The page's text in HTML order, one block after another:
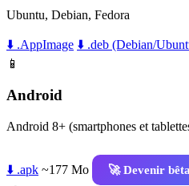
Ubuntu, Debian, Fedora
⬇️ .AppImage ⬇️ .deb (Debian/
📱
Android
Android 8+ (smartphones et
⬇️ .apk ~177 Mo
🚀 Devenir